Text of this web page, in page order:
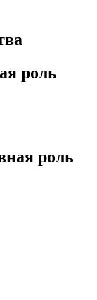
роль
роль